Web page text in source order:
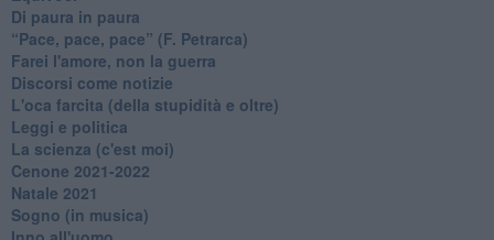
Di paura in paura
​“Pace, pace, pace” (F. Petrarca)
Farei l'amore, non la guerra
Discorsi come notizie
L'oca farcita (della stupidità e oltre)
Leggi e politica
La scienza (c'est moi)
Cenone 2021-2022
Natale 2021
Sogno (in musica)